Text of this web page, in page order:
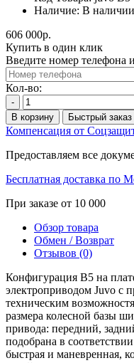
Наличие: В наличии
606 000р.
Купить в один клик
Введите номер телефона
Кол-во:
-
В корзину
Быстрый заказ
Компенсация от
Предоставляем все
Бесплатная доставка по
При заказе от 10 000
Обзор товара
Обмен / Возврат
Отзывов (0)
Конфигурация В5 на
электроприводом Juvo с
техническим
размера колесной базы
привода: передний,
подобрана в
быстрая и маневренная,